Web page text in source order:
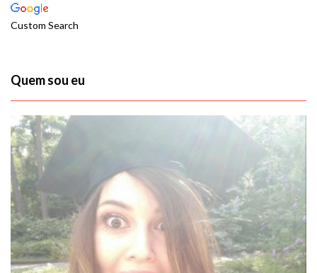
Custom Search
Quem sou eu